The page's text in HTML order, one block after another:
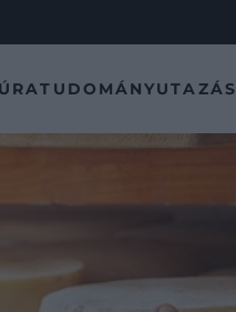
TUDOMÁNYUTAZÁS